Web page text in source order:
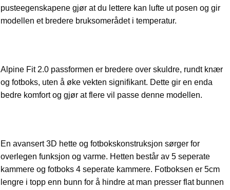
pusteegenskapene gjør at du lettere kan lufte ut posen og gir
modellen et bredere bruksomerådet i temperatur.
Alpine Fit 2.0 passformen er bredere over skuldre, rundt knær
og fotboks, uten å øke vekten signifikant. Dette gir en enda
bedre komfort og gjør at flere vil passe denne modellen.
En avansert 3D hette og fotbokskonstruksjon sørger for
overlegen funksjon og varme. Hetten består av 5 seperate
kammere og fotboks 4 seperate kammere. Fotboksen er 5cm
lengre i topp enn bunn for å hindre at man presser flat bunnen